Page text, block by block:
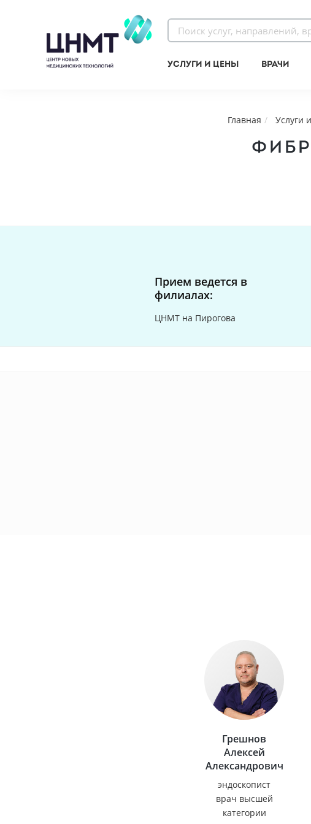
Услуги и цены Врачи
Главная Услуги
Прием ведется в
филиалах:
ЦНМТ на Пирогова
Грешнов
Алексей
Александрович
эндоскопист
врач высшей
категории